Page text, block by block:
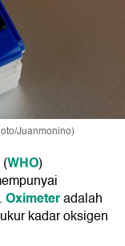
Juanmonino)
WHO)
Oximeteradalah
kadar oksigen